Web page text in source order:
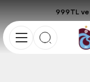
999TL